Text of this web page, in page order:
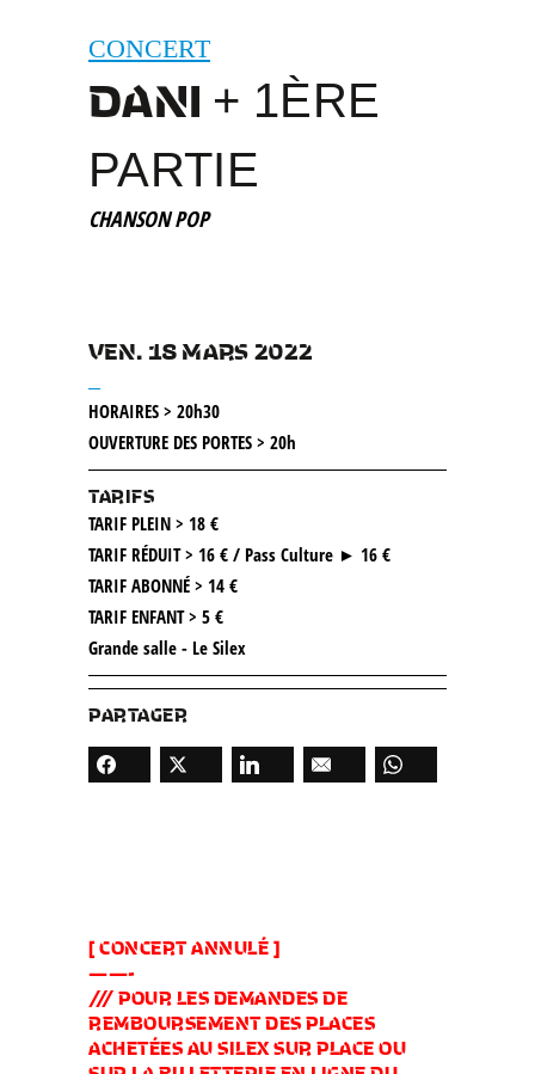
CONCERT
DANI + 1ÈRE
PARTIE
CHANSON POP
VEN. 18 MARS 2022
HORAIRES > 20h30
OUVERTURE DES PORTES > 20h
TARIFS
TARIF PLEIN > 18 €
TARIF RÉDUIT > 16 € / Pass Culture ► 16 €
TARIF ABONNÉ > 14 €
TARIF ENFANT > 5 €
Grande salle - Le Silex
PARTAGER
[ CONCERT ANNULÉ ]
——-
/// POUR LES DEMANDES DE
REMBOURSEMENT DES PLACES
ACHETÉES AU SILEX SUR PLACE OU